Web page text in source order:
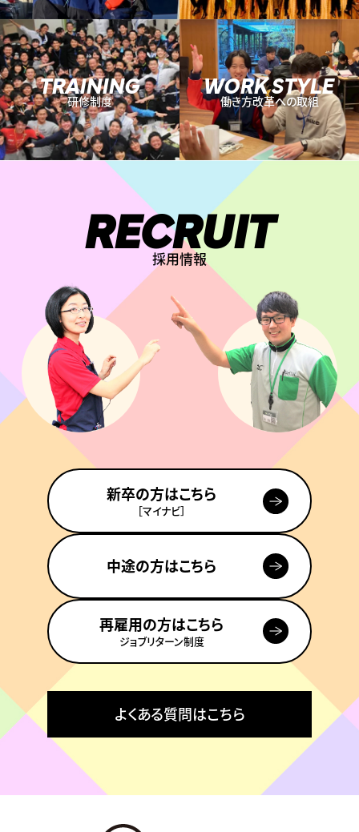
TRAINING
研修制度
WORK STYLE
働き方改革への取組
RECRUIT
採用情報
新卒の方はこちら
［マイナビ］
中途の方はこちら
再雇用の方はこちら
ジョブリターン制度
よくある質問はこちら